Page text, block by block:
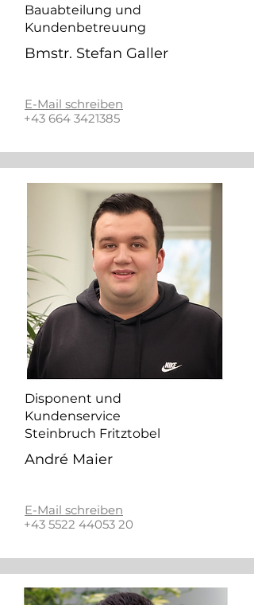
Bauabteilung und
Kundenbetreuung
Bmstr. Stefan Galler
E-Mail schreiben
+43 664 3421385
Disponent und
Kundenservice
Steinbruch Fritztobel
André Maier
E-Mail schreiben
+43 5522 44053 20